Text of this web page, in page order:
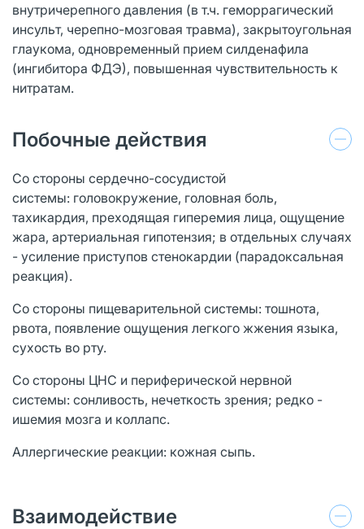
внутричерепного давления (в т.ч. геморрагический
инсульт, черепно-мозговая травма), закрытоугольная
глаукома, одновременный прием силденафила
(ингибитора ФДЭ), повышенная чувствительность к
нитратам.
Побочные действия
Со стороны сердечно-сосудистой
системы: головокружение, головная боль,
тахикардия, преходящая гиперемия лица, ощущение
жара, артериальная гипотензия; в отдельных случаях
- усиление приступов стенокардии (парадоксальная
реакция).
Со стороны пищеварительной системы: тошнота,
рвота, появление ощущения легкого жжения языка,
сухость во рту.
Со стороны ЦНС и периферической нервной
системы: сонливость, нечеткость зрения; редко -
ишемия мозга и коллапс.
Аллергические реакции: кожная сыпь.
Взаимодействие